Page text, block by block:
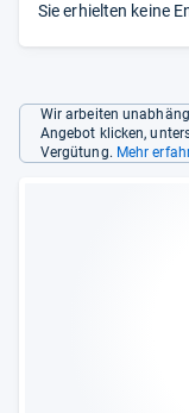
Sie erhielten keine
Wir arbeiten
Angebot klicken,
Vergütung. Mehr